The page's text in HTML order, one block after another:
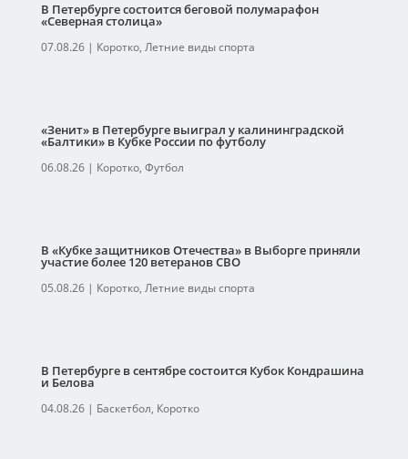
В Петербурге состоится беговой полумарафон
«Северная столица»
07.08.26| Коротко, Летние виды спорта
«Зенит» в Петербурге выиграл у калининградской
«Балтики» в Кубке России по футболу
06.08.26| Коротко, Футбол
В «Кубке защитников Отечества» в Выборге приняли
участие более 120 ветеранов СВО
05.08.26| Коротко, Летние виды спорта
В Петербурге в сентябре состоится Кубок Кондрашина
и Белова
04.08.26| Баскетбол, Коротко